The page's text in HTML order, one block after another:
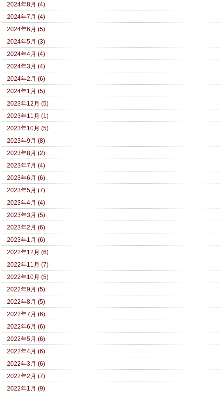
2024年8月 (4)
2024年7月 (4)
2024年6月 (5)
2024年5月 (3)
2024年4月 (4)
2024年3月 (4)
2024年2月 (6)
2024年1月 (5)
2023年12月 (5)
2023年11月 (1)
2023年10月 (5)
2023年9月 (8)
2023年8月 (2)
2023年7月 (4)
2023年6月 (6)
2023年5月 (7)
2023年4月 (4)
2023年3月 (5)
2023年2月 (6)
2023年1月 (6)
2022年12月 (6)
2022年11月 (7)
2022年10月 (5)
2022年9月 (5)
2022年8月 (5)
2022年7月 (6)
2022年6月 (6)
2022年5月 (6)
2022年4月 (6)
2022年3月 (6)
2022年2月 (7)
2022年1月 (9)